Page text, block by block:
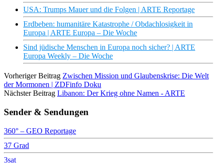
USA: Trumps Mauer und die Folgen | ARTE Reportage
Erdbeben: humanitäre Katastrophe / Obdachlosigkeit in
Europa | ARTE Europa – Die Woche
Sind jüdische Menschen in Europa noch sicher? | ARTE
Europa Weekly – Die Woche
Vorheriger Beitrag Zwischen Mission und Glaubenskrise: Die Welt
der Mormonen | ZDFinfo Doku
Nächster Beitrag Libanon: Der Krieg ohne Namen - ARTE
Sender & Sendungen
360° – GEO Reportage
37 Grad
3sat